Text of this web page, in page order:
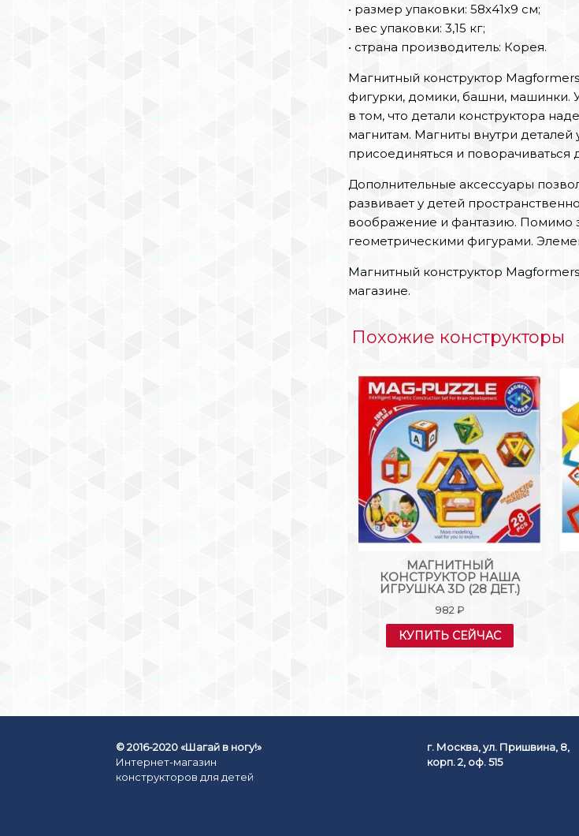
• размер упаковки: 58х41х9 см;
• вес упаковки: 3,15 кг;
• страна производитель: Корея.
Магнитный конструктор
фигурки, домики, башни, машинки.
в том, что детали конструктора
магнитам. Магниты внутри
присоединяться и поворачиваться
Дополнительные аксессуары
развивает у детей
воображение и фантазию. Помимо
геометрическими фигурами.
Магнитный конструктор
магазине.
Похожие конструкторы
МАГНИТНЫЙ
КОНСТРУКТОР НАША
ИГРУШКА 3D (28 ДЕТ.)
982₽
КУПИТЬ СЕЙЧАС
© 2016-2020 «Шагай в ногу!»
Интернет-магазин
конструкторов для детей
г. Москва, ул. Пришвина, 8,
корп. 2, оф. 515